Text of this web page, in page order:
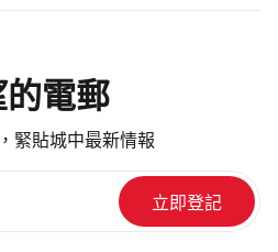
電郵
緊貼城中最新情報